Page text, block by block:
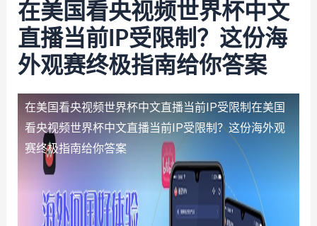
在美国看央视频世界杯中文
直播当前IP受限制？这份海
外观赛终极指南给你答案
在美国看央视频世界杯中文直播当前IP受限制 在美国
看央视频世界杯中文直播当前IP受限制？这份海外观
赛终极指南给你答案